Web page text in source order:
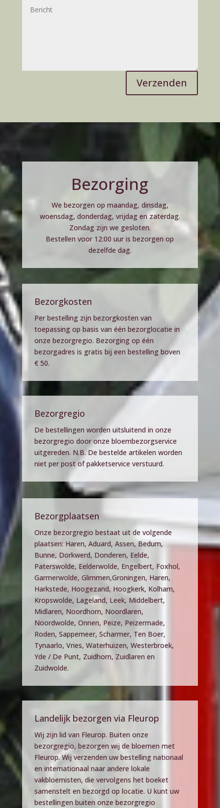
Verzenden
Bezorging
We bezorgen op maandag, dinsdag,
woensdag, donderdag, vrijdag en zaterdag.
Zondag zijn we gesloten.
Bestellen voor 12:00 uur is bezorgen op
dezelfde dag.
Bezorgkosten
Per bestelling zijn bezorgkosten van
toepassing op basis van één bezorglocatie in
onze bezorgregio. Bezorging op één
bezorgadres is gratis bij een bestelling boven
€ 50.
Bezorgregio
De bestellingen worden uitsluitend in onze
bezorgregio door onze bloembezorgservice
uitgereden. N.B. De bestelde artikelen worden
niet per post of pakketservice verstuurd.
Bezorgplaatsen
Onze bezorgregio bestaat uit de volgende
plaatsen: Haren, Aduard, Assen, Bedum,
Bunne, Dorkwerd, Donderen, Eelde,
Paterswolde, Eelderwolde, Engelbert, Foxhol,
Garmerwolde, Glimmen,Groningen, Haren,
Harkstede, Hoogezand, Hoogkerk, Kolham,
Kropswolde, Lageland, Leek, Middelbert,
Midlaren, Noordhorn, Noordlaren,
Noordwolde, Onnen, Peize, Peizermade,
Roden, Sappemeer, Scharmer, Ten Boer,
Tynaarlo, Vries, Waterhuizen, Westerbroek,
Yde / De Punt, Zuidhorn, Zuidlaren en
Zuidwolde.
Landelijk bezorgen via Fleurop
Wij zijn lid van Fleurop. Buiten onze
bezorgregio, bezorgen wij de bloemen met
Fleurop. Wij verzenden uw bestelling nationaal
en internationaal naar andere lokale
vakbloemisten, die vervolgens het boeket
samenstelt en bezorgd op locatie. U kunt uw
bestellingen buiten onze bezorgregio